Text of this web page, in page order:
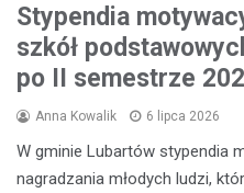
Stypendia
szkół
po II semestrze
Anna Kowalik 6 lipca 2026
W gminie Lubartów stypendia
nagradzania młodych ludzi,